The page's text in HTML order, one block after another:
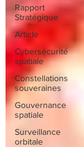
Rapport
Stratégique
Article
Cybersécurité
spatiale
Constellations
souveraines
Gouvernance
spatiale
Surveillance
orbitale